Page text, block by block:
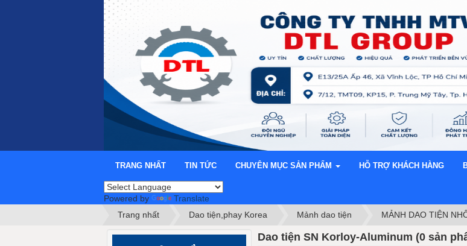
TRANG NHẤT TIN TỨC CHUYÊN MỤC SẢN PHẨM HỖ TRỢ KHÁCH HÀNG
Powered by
Translate
Trang nhất
Dao tiện,phay Korea Mảnh dao tiện MẢNH DAO TIỆN
Dao tiện SN Korloy-Aluminum (0 sản